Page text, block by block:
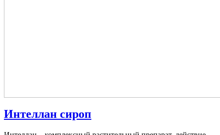
Интеллан сироп